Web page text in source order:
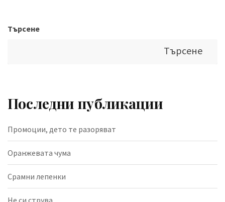
Търсене
Търсене
Последни публикации
Промоции, дето те разоряват
Оранжевата чума
Срамни лепенки
Не си струва